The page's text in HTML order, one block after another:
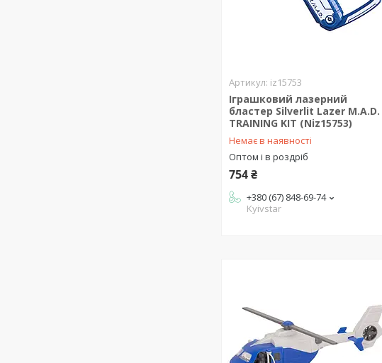
iz15753
Іграшковий лазерний
бластер Silverlit Lazer M.A.D.
TRAINING KIT (Niz15753)
Немає в наявності
Оптом і в роздріб
754 ₴
+380 (67) 848-69-74
Kyivstar